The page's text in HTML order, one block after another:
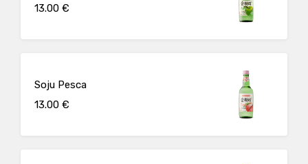
13.00 €
Soju Pesca
13.00 €